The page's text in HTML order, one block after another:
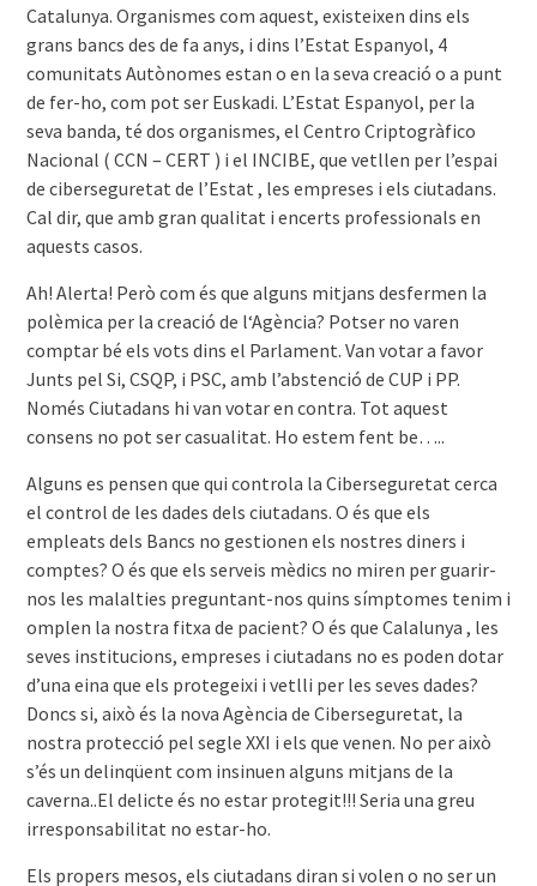
Catalunya. Organismes com aquest, existeixen dins els
grans bancs des de fa anys, i dins l’Estat Espanyol, 4
comunitats Autònomes estan o en la seva creació o a punt
de fer-ho, com pot ser Euskadi. L’Estat Espanyol, per la
seva banda, té dos organismes, el Centro Criptogràfico
Nacional ( CCN – CERT ) i el INCIBE, que vetllen per l’espai
de ciberseguretat de l’Estat , les empreses i els ciutadans.
Cal dir, que amb gran qualitat i encerts professionals en
aquests casos.
Ah! Alerta! Però com és que alguns mitjans desfermen la
polèmica per la creació de l‘Agència? Potser no varen
comptar bé els vots dins el Parlament. Van votar a favor
Junts pel Si, CSQP, i PSC, amb l’abstenció de CUP i PP.
Només Ciutadans hi van votar en contra. Tot aquest
consens no pot ser casualitat. Ho estem fent be…..
Alguns es pensen que qui controla la Ciberseguretat cerca
el control de les dades dels ciutadans. O és que els
empleats dels Bancs no gestionen els nostres diners i
comptes? O és que els serveis mèdics no miren per guarir-
nos les malalties preguntant-nos quins símptomes tenim i
omplen la nostra fitxa de pacient? O és que Calalunya , les
seves institucions, empreses i ciutadans no es poden dotar
d’una eina que els protegeixi i vetlli per les seves dades?
Doncs si, això és la nova Agència de Ciberseguretat, la
nostra protecció pel segle XXI i els que venen. No per això
s’és un delinqüent com insinuen alguns mitjans de la
caverna..El delicte és no estar protegit!!! Seria una greu
irresponsabilitat no estar-ho.
Els propers mesos, els ciutadans diran si volen o no ser un